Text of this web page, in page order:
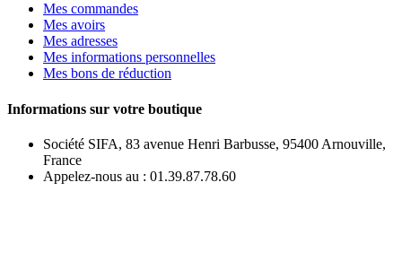
Mes commandes
Mes avoirs
Mes adresses
Mes informations personnelles
Mes bons de réduction
Informations sur votre boutique
Société SIFA, 83 avenue Henri Barbusse, 95400 Arnouville,
France
Appelez-nous au : 01.39.87.78.60